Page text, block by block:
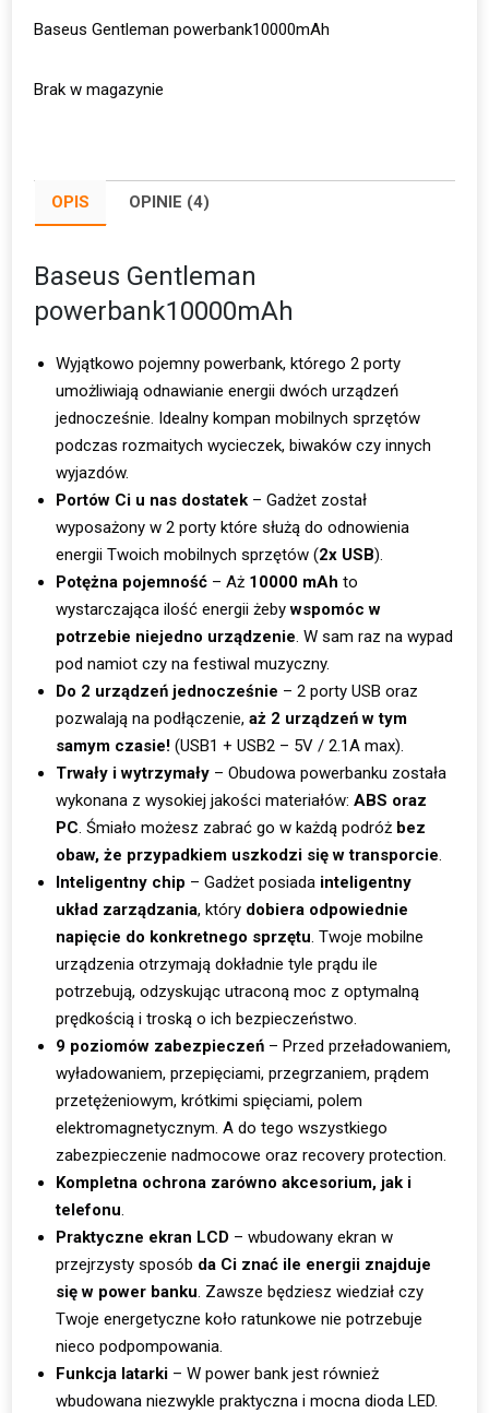
Baseus Gentleman powerbank10000mAh
Brak w magazynie
OPIS OPINIE (4)
Baseus Gentleman
powerbank10000mAh
Wyjątkowo pojemny powerbank, którego 2 porty
umożliwiają odnawianie energii dwóch urządzeń
jednocześnie. Idealny kompan mobilnych sprzętów
podczas rozmaitych wycieczek, biwaków czy innych
wyjazdów.
Portów Ci u nas dostatek – Gadżet został
wyposażony w 2 porty które służą do odnowienia
energii Twoich mobilnych sprzętów (2x USB).
Potężna pojemność – Aż 10000 mAh to
wystarczająca ilość energii żebywspomóc w
potrzebie niejedno urządzenie. W sam raz na wypad
pod namiot czy na festiwal muzyczny.
Do 2 urządzeń jednocześnie – 2 porty USB oraz
pozwalają na podłączenie,aż 2 urządzeń w tym
samym czasie! (USB1 + USB2 – 5V / 2.1A max).
Trwały i wytrzymały – Obudowa powerbanku została
wykonana z wysokiej jakości materiałów:ABS oraz
PC. Śmiało możesz zabrać go w każdą podróż bez
obaw, że przypadkiem uszkodzi się w transporcie.
Inteligentny chip – Gadżet posiada inteligentny
układ zarządzania, który dobiera odpowiednie
napięcie do konkretnego sprzętu. Twoje mobilne
urządzenia otrzymają dokładnie tyle prądu ile
potrzebują, odzyskując utraconą moc z optymalną
prędkością i troską o ich bezpieczeństwo.
9 poziomów zabezpieczeń – Przed przeładowaniem,
wyładowaniem, przepięciami, przegrzaniem, prądem
przetężeniowym, krótkimi spięciami, polem
elektromagnetycznym. A do tego wszystkiego
zabezpieczenie nadmocowe oraz recovery protection.
Kompletna ochrona zarówno akcesorium, jak i
telefonu.
Praktyczne ekran LCD – wbudowany ekran w
przejrzysty sposób da Ci znać ile energii znajduje
się w power banku. Zawsze będziesz wiedział czy
Twoje energetyczne koło ratunkowe nie potrzebuje
nieco podpompowania.
Funkcja latarki – W power bank jest również
wbudowana niezwykle praktyczna i mocna dioda LED.